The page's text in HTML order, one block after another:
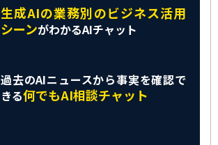
生成AIの業務別のビジネス活用
シーンがわかるAIチャット
過去のAIニュースから事実を確認で
きる何でもAI相談チャット